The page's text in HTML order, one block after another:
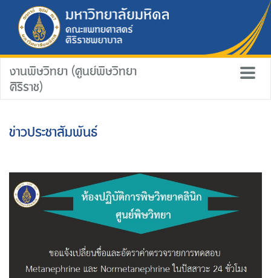
งานพิษวิทยา (ศูนย์พิษวิทยา
ศิริราช)
ข่าวประชาสัมพันธ์